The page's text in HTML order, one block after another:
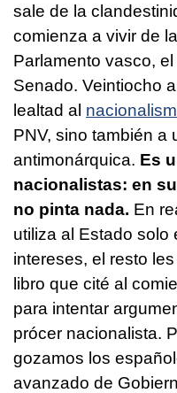
sale de la
comienza a vivir de
Parlamento vasco,
Senado. Veintiocho
lealtad al
PNV, sino también a
antimonárquica. Es
nacionalistas: en
no pinta nada. En
utiliza al Estado solo
intereses, el resto
libro que cité al
para intentar
prócer nacionalista.
gozamos los
avanzado de